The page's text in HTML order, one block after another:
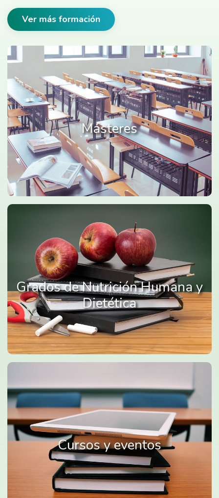
Ver más formación
Másteres
Grados de Nutrición Humana y
Dietética
Cursos y eventos